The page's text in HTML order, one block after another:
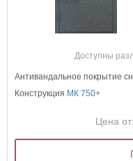
Доступны
Антивандальное покрытие
Конструкция МК 750+
Цена от: